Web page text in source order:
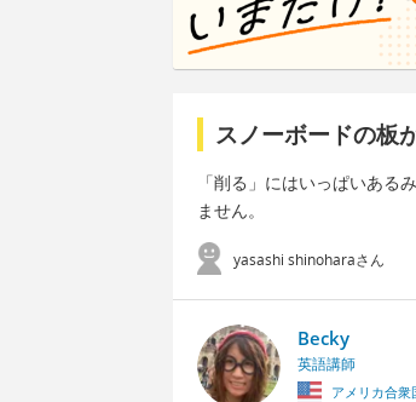
スノーボードの板
「削る」にはいっぱいある
ません。
yasashi shinoharaさん
Becky
英語講師
アメリカ合衆